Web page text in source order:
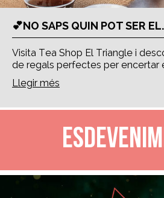
💕NO SAPS QUIN POT SER
Visita Tea Shop El Triangle i
de regals perfectes per encertar
Llegir més